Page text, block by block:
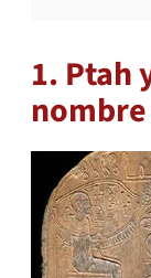
1. Ptah